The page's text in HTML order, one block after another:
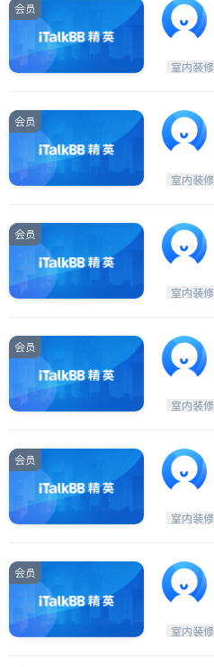
会员
室内装修
会员
室内装修
会员
室内装修
会员
室内装修
会员
室内装修
会员
室内装修